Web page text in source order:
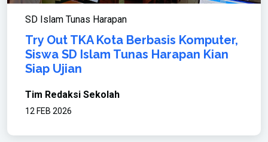
SD Islam Tunas Harapan
Try Out TKA Kota Berbasis Komputer,
Siswa SD Islam Tunas Harapan Kian
Siap Ujian
Tim Redaksi Sekolah
12 FEB 2026